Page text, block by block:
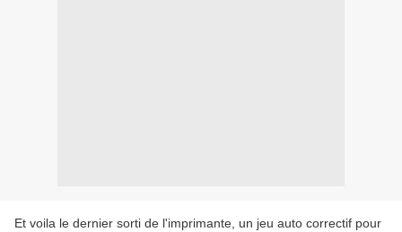
Et voila le dernier sorti de l'imprimante, un jeu auto correctif pour